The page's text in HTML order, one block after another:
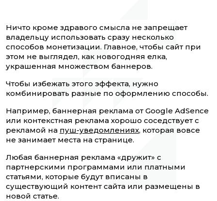
Ничто кроме здравого смысла не запрещает
владельцу использовать сразу несколько
способов монетизации. Главное, чтобы сайт при
этом не выглядел, как новогодняя елка,
украшенная множеством баннеров.
Чтобы избежать этого эффекта, нужно
комбинировать разные по оформлению способы.
Например, баннерная реклама от Google AdSence
или контекстная реклама хорошо соседствует с
рекламой на пуш-уведомлениях, которая вовсе
не занимает места на странице.
Любая баннерная реклама «дружит» с
партнерскими программами или платными
статьями, которые будут вписаны в
существующий контент сайта или размещены в
новой статье.